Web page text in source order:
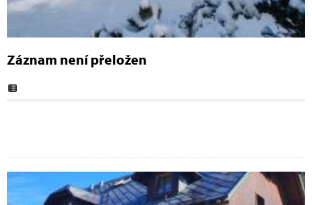
Záznam není přeložen